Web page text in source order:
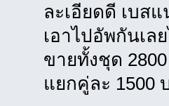
ละเอียดดี เบส
เอาไปอัพกันเล
ขายทั้งชุด
แยกคู่ละ 1500